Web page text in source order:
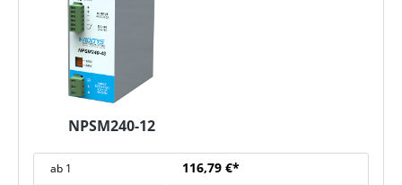
NPSM240-12
ab 1 116,79 €*